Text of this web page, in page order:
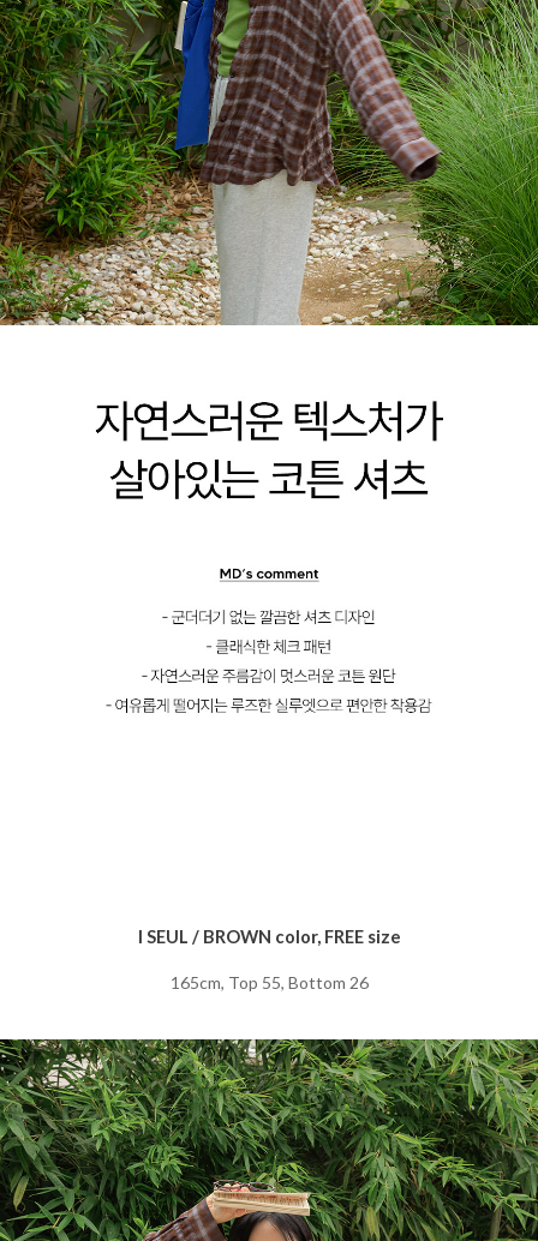
I SEUL / BROWN color, FREE size
165cm, Top 55, Bottom 26